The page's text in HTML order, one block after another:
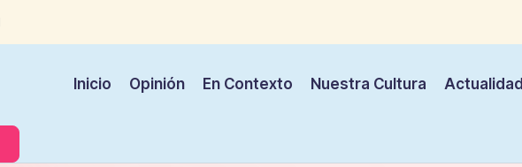
Inicio Opinión En Contexto Nuestra Cultura Actualidad